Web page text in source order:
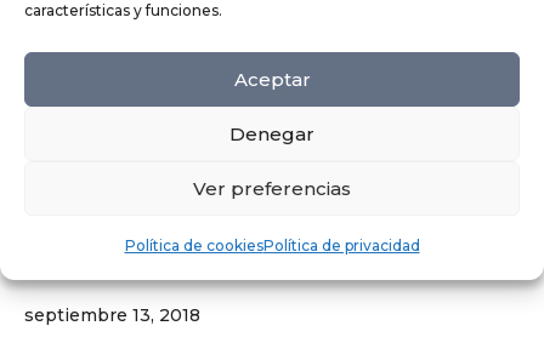
características y funciones.
Aceptar
Denegar
Ver preferencias
Política de cookiesPolítica de privacidad
Copyright © 2019Auros.All rights reserved.
Footer 02
septiembre 13, 2018